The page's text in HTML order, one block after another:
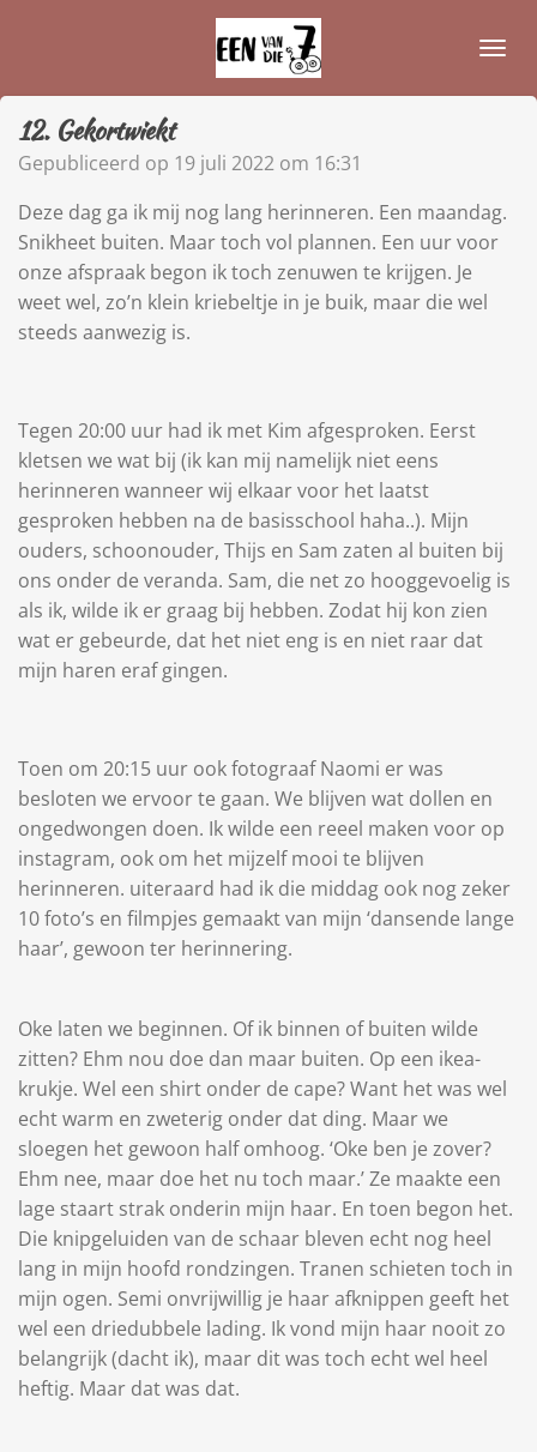
de
hoofdinhoud
12. Gekortwiekt
Gepubliceerd op 19 juli 2022 om 16:31
Deze dag ga ik mij nog lang herinneren. Een maandag.
Snikheet buiten. Maar toch vol plannen. Een uur voor
onze afspraak begon ik toch zenuwen te krijgen. Je
weet wel, zo’n klein kriebeltje in je buik, maar die wel
steeds aanwezig is.
Tegen 20:00 uur had ik met Kim afgesproken. Eerst
kletsen we wat bij (ik kan mij namelijk niet eens
herinneren wanneer wij elkaar voor het laatst
gesproken hebben na de basisschool haha..). Mijn
ouders, schoonouder, Thijs en Sam zaten al buiten bij
ons onder de veranda. Sam, die net zo hooggevoelig is
als ik, wilde ik er graag bij hebben. Zodat hij kon zien
wat er gebeurde, dat het niet eng is en niet raar dat
mijn haren eraf gingen.
Toen om 20:15 uur ook fotograaf Naomi er was
besloten we ervoor te gaan. We blijven wat dollen en
ongedwongen doen. Ik wilde een reeel maken voor op
instagram, ook om het mijzelf mooi te blijven
herinneren. uiteraard had ik die middag ook nog zeker
10 foto’s en filmpjes gemaakt van mijn ‘dansende lange
haar’, gewoon ter herinnering.
Oke laten we beginnen. Of ik binnen of buiten wilde
zitten? Ehm nou doe dan maar buiten. Op een ikea-
krukje. Wel een shirt onder de cape? Want het was wel
echt warm en zweterig onder dat ding. Maar we
sloegen het gewoon half omhoog. ‘Oke ben je zover?
Ehm nee, maar doe het nu toch maar.’ Ze maakte een
lage staart strak onderin mijn haar. En toen begon het.
Die knipgeluiden van de schaar bleven echt nog heel
lang in mijn hoofd rondzingen. Tranen schieten toch in
mijn ogen. Semi onvrijwillig je haar afknippen geeft het
wel een driedubbele lading. Ik vond mijn haar nooit zo
belangrijk (dacht ik), maar dit was toch echt wel heel
heftig. Maar dat was dat.